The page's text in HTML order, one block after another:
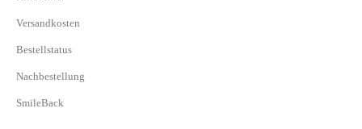
Versandkosten
Bestellstatus
Nachbestellung
SmileBack